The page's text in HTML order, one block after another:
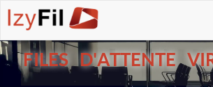
FILES D'ATTENTE